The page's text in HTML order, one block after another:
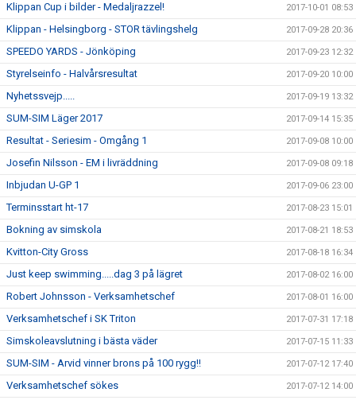
Klippan Cup i bilder - Medaljrazzel! 2017-10-01 08:53
Klippan - Helsingborg - STOR tävlingshelg 2017-09-28 20:36
SPEEDO YARDS - Jönköping 2017-09-23 12:32
Styrelseinfo - Halvårsresultat 2017-09-20 10:00
Nyhetssvejp..... 2017-09-19 13:32
SUM-SIM Läger 2017 2017-09-14 15:35
Resultat - Seriesim - Omgång 1 2017-09-08 10:00
Josefin Nilsson - EM i livräddning 2017-09-08 09:18
Inbjudan U-GP 1 2017-09-06 23:00
Terminsstart ht-17 2017-08-23 15:01
Bokning av simskola 2017-08-21 18:53
Kvitton-City Gross 2017-08-18 16:34
Just keep swimming.....dag 3 på lägret 2017-08-02 16:00
Robert Johnsson - Verksamhetschef 2017-08-01 16:00
Verksamhetschef i SK Triton 2017-07-31 17:18
Simskoleavslutning i bästa väder 2017-07-15 11:33
SUM-SIM - Arvid vinner brons på 100 rygg!! 2017-07-12 17:40
Verksamhetschef sökes 2017-07-12 14:00